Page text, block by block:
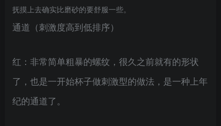
抚摸上去确实比磨砂的要舒服一些。
通道（刺激度高到低排序）
红：非常简单粗暴的螺纹，很久之前就有的形状
了，也是一开始杯子做刺激型的做法，是一种上年
纪的通道了。